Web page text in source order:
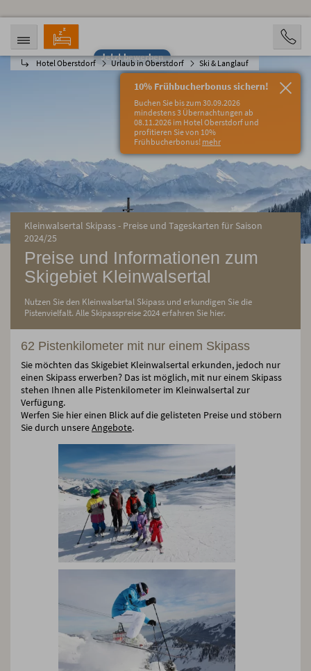
Jetzt bewerben
Hotel Oberstdorf Urlaub in Oberstdorf Ski & Langlauf
10% Frühbucherbonus sichern!
Buchen Sie bis zum 30.09.2026
mindestens 3 Übernachtungen ab
08.11.2026 im Hotel Oberstdorf und
profitieren Sie von 10%
Frühbucherbonus! mehr
ANREISE ABREISE
13.08.2026
Kleinwalsertal Skipass - Preise und Tageskarten für Saison
2024/25
Preise und Informationen zum
Skigebiet Kleinwalsertal
Nutzen Sie den Kleinwalsertal Skipass und erkundigen Sie die
Pistenvielfalt. Alle Skipasspreise 2024 erfahren Sie hier.
62 Pistenkilometer mit nur einem Skipass
Sie möchten das Skigebiet Kleinwalsertal erkunden, jedoch nur
einen Skipass erwerben? Das ist möglich, mit nur einem Skipass
stehen Ihnen alle Pistenkilometer im Kleinwalsertal zur
Verfügung.
Werfen Sie hier einen Blick auf die gelisteten Preise und stöbern
Sie durch unsereAngebote.